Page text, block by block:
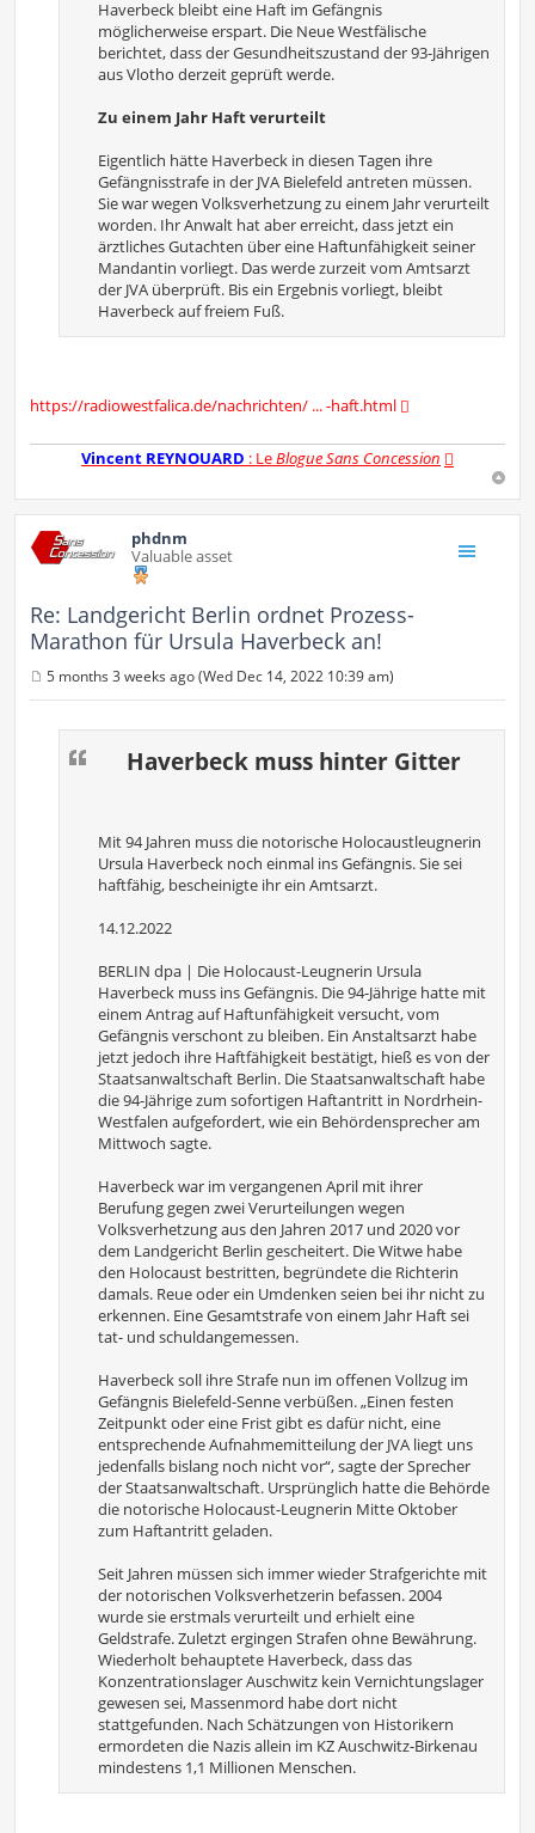
Haverbeck bleibt eine Haft im Gefängnis
möglicherweise erspart. Die Neue Westfälische
berichtet, dass der Gesundheitszustand der 93-Jährigen
aus Vlotho derzeit geprüft werde.
Zu einem Jahr Haft verurteilt
Eigentlich hätte Haverbeck in diesen Tagen ihre
Gefängnisstrafe in der JVA Bielefeld antreten müssen.
Sie war wegen Volksverhetzung zu einem Jahr verurteilt
worden. Ihr Anwalt hat aber erreicht, dass jetzt ein
ärztliches Gutachten über eine Haftunfähigkeit seiner
Mandantin vorliegt. Das werde zurzeit vom Amtsarzt
der JVA überprüft. Bis ein Ergebnis vorliegt, bleibt
Haverbeck auf freiem Fuß.
https://radiowestfalica.de/nachrichten/ ... -haft.html
Vincent REYNOUARD : LeBlogue Sans Concession
phdnm
Valuable asset
Re: Landgericht Berlin ordnet Prozess-
Marathon für Ursula Haverbeck an!
o
5 months 3 weeks ago (Wed Dec 14, 2022 10:39 am)
Haverbeck muss hinter Gitter
Mit 94 Jahren muss die notorische Holocaustleugnerin
Ursula Haverbeck noch einmal ins Gefängnis. Sie sei
haftfähig, bescheinigte ihr ein Amtsarzt.
14.12.2022
BERLIN dpa | Die Holocaust-Leugnerin Ursula
Haverbeck muss ins Gefängnis. Die 94-Jährige hatte mit
einem Antrag auf Haftunfähigkeit versucht, vom
Gefängnis verschont zu bleiben. Ein Anstaltsarzt habe
jetzt jedoch ihre Haftfähigkeit bestätigt, hieß es von der
Staatsanwaltschaft Berlin. Die Staatsanwaltschaft habe
die 94-Jährige zum sofortigen Haftantritt in Nordrhein-
Westfalen aufgefordert, wie ein Behördensprecher am
Mittwoch sagte.
Haverbeck war im vergangenen April mit ihrer
Berufung gegen zwei Verurteilungen wegen
Volksverhetzung aus den Jahren 2017 und 2020 vor
dem Landgericht Berlin gescheitert. Die Witwe habe
den Holocaust bestritten, begründete die Richterin
damals. Reue oder ein Umdenken seien bei ihr nicht zu
erkennen. Eine Gesamtstrafe von einem Jahr Haft sei
tat- und schuldangemessen.
Haverbeck soll ihre Strafe nun im offenen Vollzug im
Gefängnis Bielefeld-Senne verbüßen. „Einen festen
Zeitpunkt oder eine Frist gibt es dafür nicht, eine
entsprechende Aufnahmemitteilung der JVA liegt uns
jedenfalls bislang noch nicht vor“, sagte der Sprecher
der Staatsanwaltschaft. Ursprünglich hatte die Behörde
die notorische Holocaust-Leugnerin Mitte Oktober
zum Haftantritt geladen.
Seit Jahren müssen sich immer wieder Strafgerichte mit
der notorischen Volksverhetzerin befassen. 2004
wurde sie erstmals verurteilt und erhielt eine
Geldstrafe. Zuletzt ergingen Strafen ohne Bewährung.
Wiederholt behauptete Haverbeck, dass das
Konzentrationslager Auschwitz kein Vernichtungslager
gewesen sei, Massenmord habe dort nicht
stattgefunden. Nach Schätzungen von Historikern
ermordeten die Nazis allein im KZ Auschwitz-Birkenau
mindestens 1,1 Millionen Menschen.